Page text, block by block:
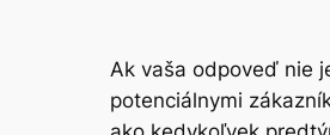
Ak vaša odpoveď nie
potenciálnymi